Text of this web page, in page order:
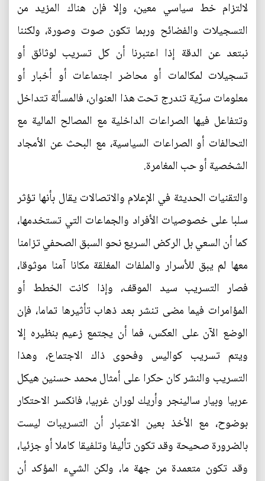
لالتزام خط سياسي معين، وإلا فإن هناك المزيد من
التسجيلات والفضائح وربما تكون صوت وصورة، ولكننا
نبتعد عن الدقة إذا اعتبرنا أن كل تسريب لوثائق أو
تسجيلات لمكالمات أو محاضر اجتماعات أو أخبار أو
معلومات سرّية تندرج تحت هذا العنوان، فالمسألة تتداخل
وتتفاعل فيها الصراعات الداخلية مع المصالح المالية مع
التحالفات أو الصراعات السياسية، مع البحث عن الأمجاد
الشخصية أو حب المغامرة.
والتقنيات الحديثة في الإعلام والاتصالات يقال بأنها تؤثر
سلبا على خصوصيات الأفراد والجماعات التي تستخدمها،
كما أن السعي بل الركض السريع نحو السبق الصحفي تزامنا
معها لم يبق للأسرار والملفات المغلقة مكانا آمنا موثوقا،
فصار التسريب سيد الموقف، وإذا كانت الخطط أو
المؤامرات فيما مضى تنشر بعد ذهاب تأثيرها تماما، فإن
الوضع الآن على العكس، فما أن يجتمع زعيم بنظيره إلا
ويتم تسريب كواليس وفحوى ذاك الاجتماع، وهذا
التسريب والنشر كان حكرا على أمثال محمد حسنين هيكل
عربيا وبيار سالينجر وأريك لوران غربيا، فانكسر الاحتكار
بوضوح، مع الأخذ بعين الاعتبار أن التسريبات ليست
بالضرورة صحيحة وقد تكون تأليفا وتلفيقا كاملا أو جزئيا،
وقد تكون متعمدة من جهة ما، ولكن الشيء المؤكد أن